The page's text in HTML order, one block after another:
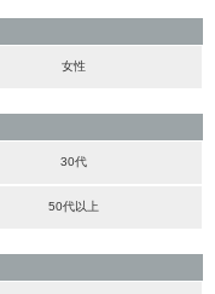
女性
30代
50代以上